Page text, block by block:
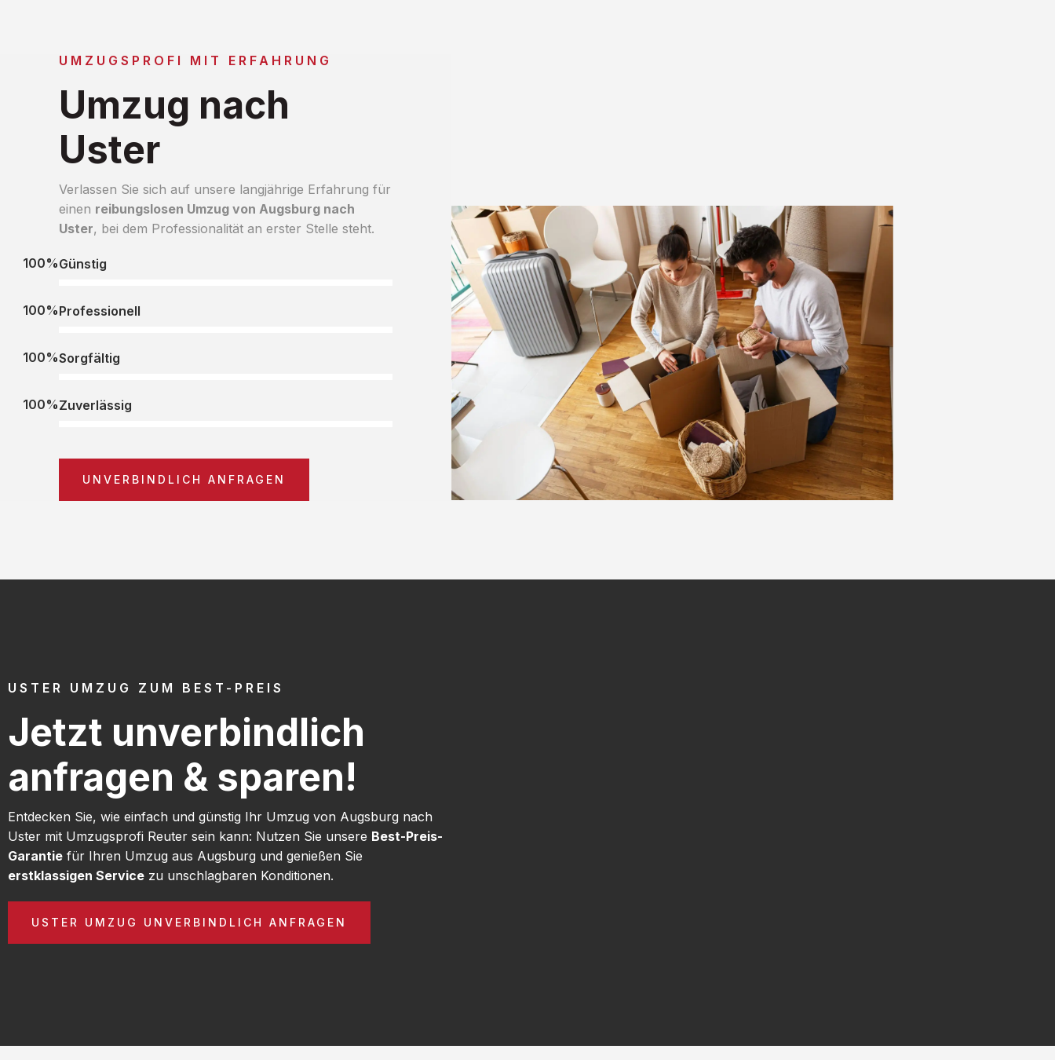
UMZUGSPROFI MIT ERFAHRUNG
Umzug nach
Uster
Verlassen Sie sich auf unsere langjährige Erfahrung für
einen reibungslosen Umzug von Augsburg nach
Uster, bei dem Professionalität an erster Stelle steht.
Günstig
100%
Professionell
100%
Sorgfältig
100%
Zuverlässig
100%
UNVERBINDLICH ANFRAGEN
USTER UMZUG ZUM BEST-PREIS
Jetzt unverbindlich
anfragen & sparen!
Entdecken Sie, wie einfach und günstig Ihr Umzug von Augsburg nach
Uster mit Umzugsprofi Reuter sein kann: Nutzen Sie unsere Best-Preis-
Garantie für Ihren Umzug aus Augsburg und genießen Sie
erstklassigen Service zu unschlagbaren Konditionen.
USTER UMZUG UNVERBINDLICH ANFRAGEN